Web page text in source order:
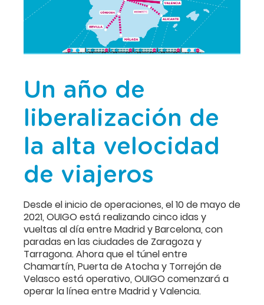
Un año de
liberalización de
la alta velocidad
de viajeros
Desde el inicio de operaciones, el 10 de mayo de
2021, OUIGO está realizando cinco idas y
vueltas al día entre Madrid y Barcelona, con
paradas en las ciudades de Zaragoza y
Tarragona. Ahora que el túnel entre
Chamartín, Puerta de Atocha y Torrejón de
Velasco está operativo, OUIGO comenzará a
operar la línea entre Madrid y Valencia.